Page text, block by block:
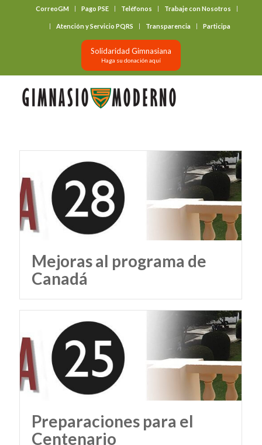
CorreoGM Pago PSE Teléfonos Trabaje con Nosotros
Atención y Servicio PQRS Transparencia Participa
Solidaridad Gimnasiana
Haga su donación aquí
Mejoras al programa de
Canadá
Preparaciones para el
Centenario